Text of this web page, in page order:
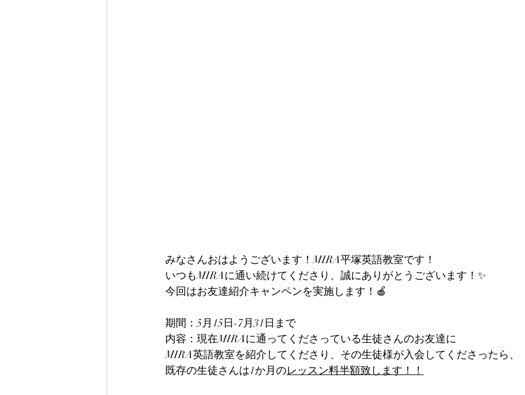
みなさんおはようございます！MIRA平塚英語教室です！
いつもMIRAに通い続けてくださり、誠にありがとうございます！✨
今回はお友達紹介キャンペンを実施します！🍎
期間：5月15日-7月31日まで
内容：現在MIRAに通ってくださっている生徒さんのお友達に
MIRA英語教室を紹介してくださり、その生徒様が入会してくださったら、
既存の生徒さんは1か月のレッスン料半額致します！！